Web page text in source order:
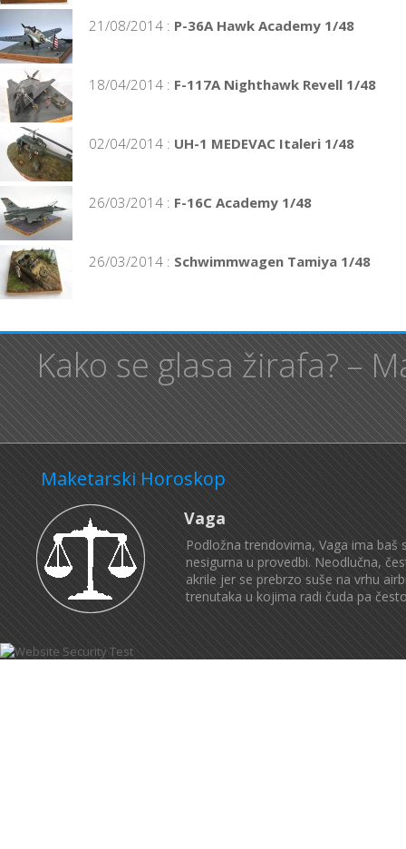
21/08/2014 : P-36A Hawk Academy 1/48
18/04/2014 : F-117A Nighthawk Revell 1/48
02/04/2014 : UH-1 MEDEVAC Italeri 1/48
26/03/2014 : F-16C Academy 1/48
26/03/2014 : Schwimmwagen Tamiya 1/48
Kako se glasa žirafa? –
Maketarski Horoskop
Vaga
Podložna trendovima, Vaga ima
nesigurna u provedbi. Neodlučna,
akrile jer se prebrzo suše na vrhu
trenutaka u kojima radi čuda pa